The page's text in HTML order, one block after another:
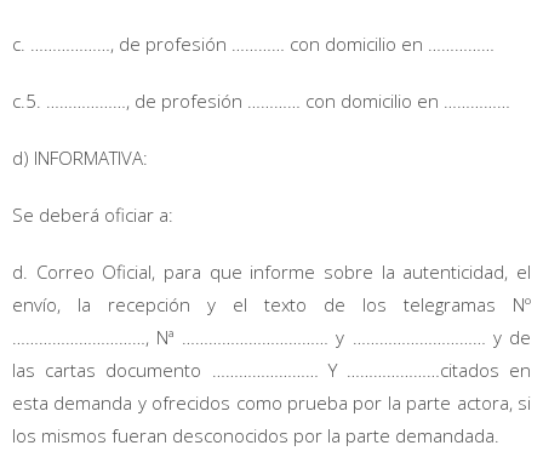
c. ………………, de profesión ………… con domicilio en ……………
c.5. ………………, de profesión ………… con domicilio en ……………
d) INFORMATIVA:
Se deberá oficiar a:
d. Correo Oficial, para que informe sobre la autenticidad, el
envío, la recepción y el texto de los telegramas Nº
…………………………, Nª …………………………… y ………………………… y de
las cartas documento …………………… Y …………………citados en
esta demanda y ofrecidos como prueba por la parte actora, si
los mismos fueran desconocidos por la parte demandada.